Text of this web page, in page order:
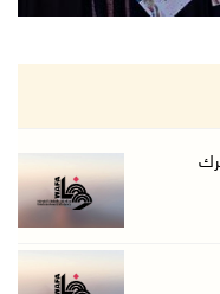
...
...
الاحتلال ...